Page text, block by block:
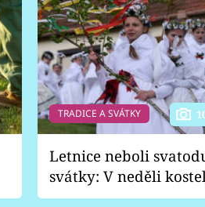
TRADICE A SVÁTKY
Letnice neboli
svátky: V neděli
pondělí zábava